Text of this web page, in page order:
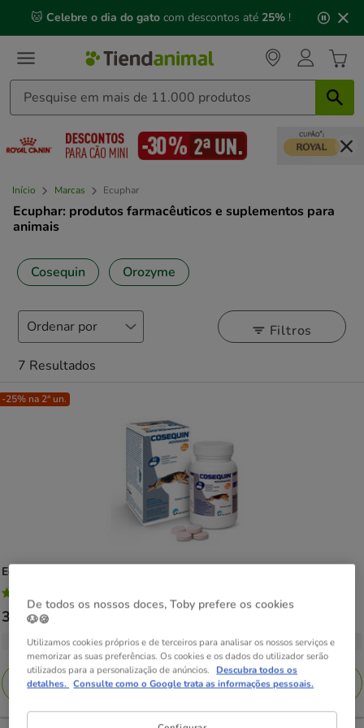
mensagem,
🐱 Celebre o dia do gato com descontos até 25% !
Início Marcas Ecuphar
Ecuphar: produtos farmacêuticos e suplementos para
animais
Cosequin Orozyme
Filtros
7 Resultados
-25% na 2ª un.
Ecuphar
4.6
estrelas
avaliações
Preço
30.49€
a
120.99€
30.49€
3 opções de peso
Adicionar
De todos os nossos doces, Toby prefere os cookies
🐶🍪
Utilizamos cookies próprios e de terceiros para analisar os nossos serviços e
memorizar as suas preferências. Os cookies e os dados do utilizador serão
utilizados para a personalização de anúncios. Descubra todos os
detalhes. Consulte como o Google trata as informações pessoais.